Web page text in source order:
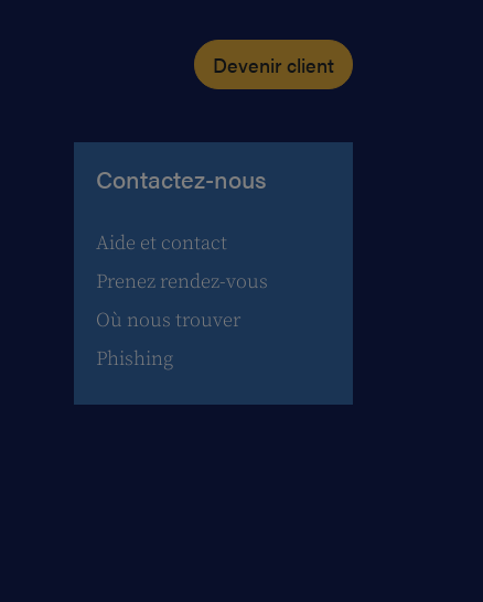
Devenir client
Contactez-nous
Aide et contact
Prenez rendez-vous
Où nous trouver
Phishing